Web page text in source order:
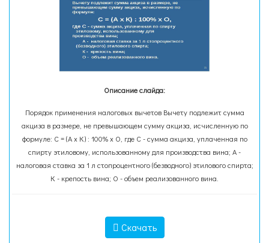
Описание слайда:
Порядок применения налоговых вычетов Вычету подлежит сумма
акциза в размере, не превышающем сумму акциза, исчисленную по
формуле: С = (А х К) : 100% х О, где С - сумма акциза, уплаченная по
спирту этиловому, использованному для производства вина; А -
налоговая ставка за 1 л стопроцентного (безводного) этилового спирта;
К - крепость вина; О - объем реализованного вина.
Скачать